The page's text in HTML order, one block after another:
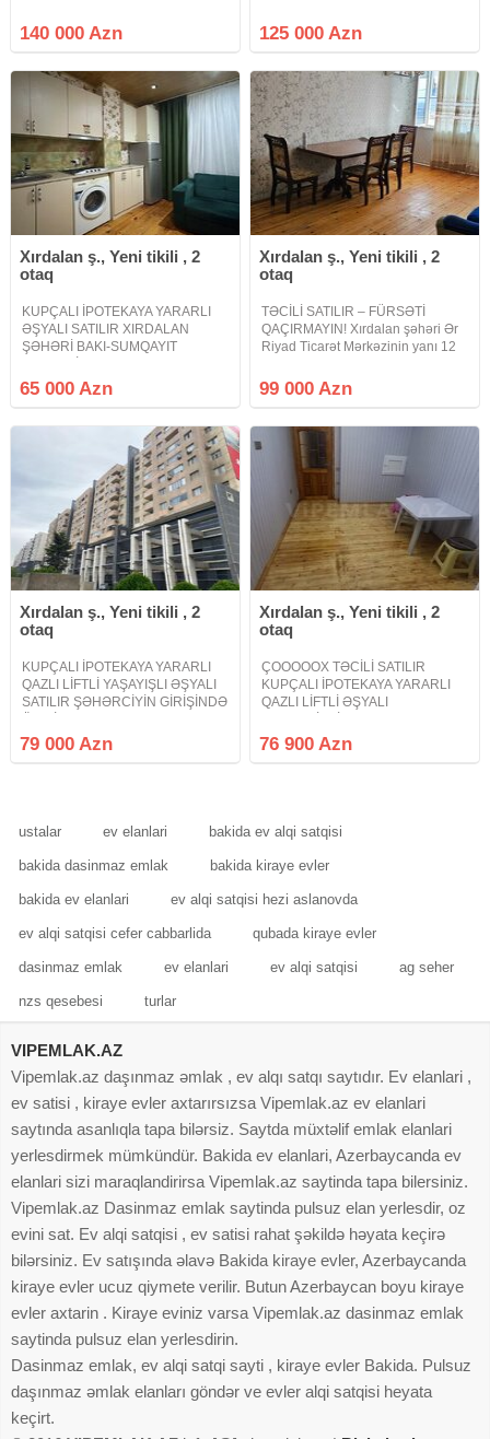
mərtəbəli binanın 6-cı
mərtəbəsində sahəsi 84 m² olan 3
Mənzil şəxsi
140 000 Azn
işiq daimid qiymət 125000 azn
125 000 Azn
Xırdalan ş., Yeni tikili , 2
otaq
KUPÇALI İPOTEKAYA YARARLI
ƏŞYALI SATILIR XIRDALAN
ŞƏHƏRİ BAKI-SUMQAYIT
ŞƏHƏRCİYİNDƏ. Xırdalan şəhəri
Bakı-Sumqayıt yolunun kənarında
yerləşən Abşeron Gənclər
65 000 Azn
Xırdalan ş., Yeni tikili , 2
otaq
TƏCİLİ SATILIR – FÜRSƏTİ
QAÇIRMAYIN! Xırdalan şəhəri Ər
Riyad Ticarət Mərkəzinin yanı 12
Qanuni 2 otaq Ümumi sahəsi 78
kv.m. Tam təmirli TAM ƏŞYALI QAZ
99 000 Azn
Xırdalan ş., Yeni tikili , 2
otaq
KUPÇALI İPOTEKAYA YARARLI
QAZLI LİFTLİ YAŞAYIŞLI ƏŞYALI
SATILIR ŞƏHƏRCİYİN GİRİŞİNDƏ
BİRBAŞA ŞƏHƏRƏ QARŞISI
AÇIQDIR. Xırdalan şəhəri Bakı
79 000 Azn
Xırdalan ş., Yeni tikili , 2
otaq
ÇOOOOOX TƏCİLİ SATILIR
KUPÇALI İPOTEKAYA YARARLI
QAZLI LİFTLİ ƏŞYALI
- Sumqayıt yolunun kənarında
Riyad ticarət mərkəzi ilə üzbəüz
76 900 Azn
ustalar ev elanlari bakida ev alqi satqisi
bakida dasinmaz emlak bakida kiraye evler
bakida ev elanlari ev alqi satqisi hezi aslanovda
ev alqi satqisi cefer cabbarlida qubada kiraye evler
dasinmaz emlak ev elanlari ev alqi satqisi ag seher
nzs qesebesi turlar
VIPEMLAK.AZ
Vipemlak.az daşınmaz əmlak , ev alqı satqı saytıdır. Ev elanlari ,
ev satisi , kiraye evler axtarırsızsa Vipemlak.az ev elanlari
saytında asanlıqla tapa bilərsiz. Saytda müxtəlif emlak elanlari
yerlesdirmek mümkündür. Bakida ev elanlari, Azerbaycanda ev
elanlari sizi maraqlandirirsa Vipemlak.az saytinda tapa bilersiniz.
Vipemlak.az Dasinmaz emlak saytinda pulsuz elan yerlesdir, oz
evini sat. Ev alqi satqisi , ev satisi rahat şəkildə həyata keçirə
bilərsiniz. Ev satışında əlavə Bakida kiraye evler, Azerbaycanda
kiraye evler ucuz qiymete verilir. Butun Azerbaycan boyu kiraye
evler axtarin . Kiraye eviniz varsa Vipemlak.az dasinmaz emlak
saytinda pulsuz elan yerlesdirin.
Dasinmaz emlak, ev alqi satqi sayti , kiraye evler Bakida. Pulsuz
daşınmaz əmlak elanları göndər ve evler alqi satqisi heyata
keçirt.